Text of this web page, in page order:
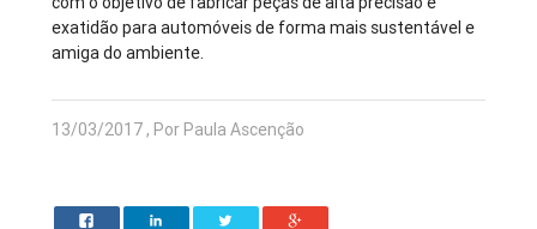
exatidão para automóveis de forma mais sustentável e
amiga do ambiente.
13/03/2017 , Por Paula Ascenção